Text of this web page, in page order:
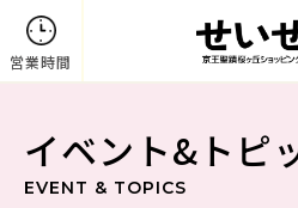
営業時間
イベント&トピ
EVENT & TOPICS